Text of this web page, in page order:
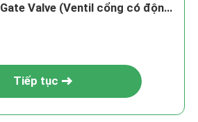
Gate Valve (Ventil cổng có động
Tiếp tục